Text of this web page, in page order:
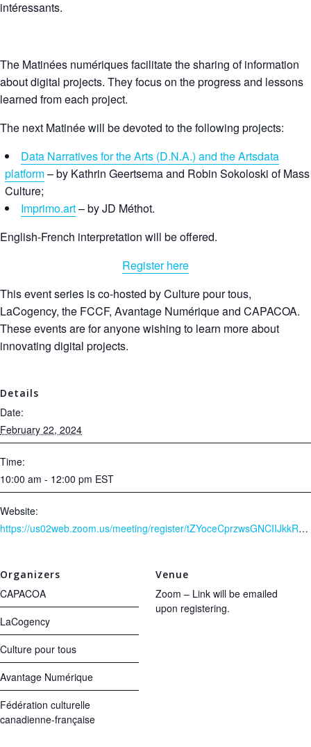
intéressants.
The Matinées numériques facilitate the sharing of information
about digital projects. They focus on the progress and lessons
learned from each project.
The next Matinée will be devoted to the following projects:
Data Narratives for the Arts (D.N.A.) and the Artsdata
platform– by Kathrin Geertsema and Robin Sokoloski of Mass
Culture;
Imprimo.art– by JD Méthot.
English-French interpretation will be offered.
Register here
This event series is co-hosted by Culture pour tous,
LaCogency, the FCCF, Avantage Numérique and CAPACOA.
These events are for anyone wishing to learn more about
innovating digital projects.
Details
Date:
February 22, 2024
Time:
10:00 am - 12:00 pm EST
Website:
https://us02web.zoom.us/meeting/register/tZYoceCprzwsGNCIIJkkR5IhusN7KCaVje7g
Venue
Zoom – Link will be emailed
upon registering.
Organizers
CAPACOA
LaCogency
Culture pour tous
Avantage Numérique
Fédération culturelle
canadienne-française